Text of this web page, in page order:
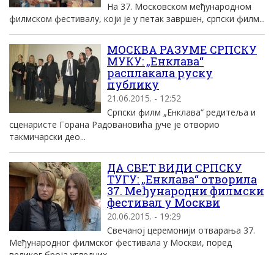
На 37. Московском међународном
филмском фестивалу, који је у петак завршен, српски филм...
МОСКВА РАЗУМЕ СРПСКУ
МУКУ: „Енклава“
расплакала руску
публику
21.06.2015. - 12:52
Српски филм „Енклава“ редитеља и
сценаристе Горана Радовановића јуче је отворио
такмичарски део...
ДА СВЕТ ВИДИ СРПСКУ
ТУГУ: „Енклава“ отворила
37. Међународни филмски
фестивал у Москви
20.06.2015. - 19:29
Свечаној церемонији отварања 37.
Међународног филмског фестивала у Москви, поред